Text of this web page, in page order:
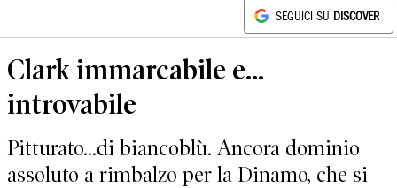
SEGUICI SU DISCOVER
Clark immarcabile e...
introvabile
Pitturato...di biancoblù. Ancora dominio
assoluto a rimbalzo per la Dinamo, che si